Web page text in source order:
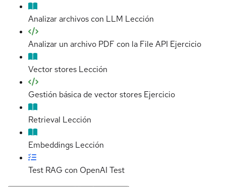
Analizar archivos con LLM Lección
Analizar un archivo PDF con la File API Ejercicio
Vector stores Lección
Gestión básica de vector stores Ejercicio
Retrieval Lección
Embeddings Lección
Test RAG con OpenAI Test